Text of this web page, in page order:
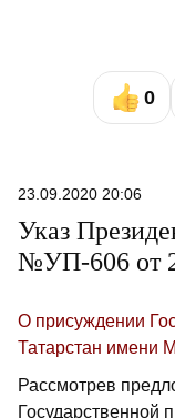
0
23.09.2020 20:06
Указ
№УП-606 от
О присуждении
Татарстан имени
Рассмотрев
Государственной